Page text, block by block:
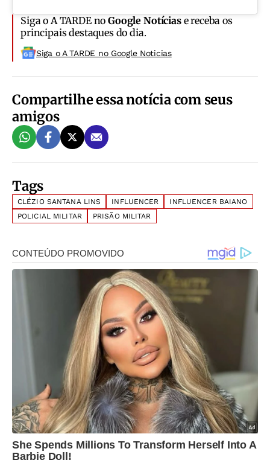
Siga o A TARDE noGoogle Notíciase receba os
principais destaques do dia.
Siga o A TARDE no Google Noticias
Compartilhe essa notícia com seus
amigos
Tags
CLÉZIO SANTANA LINS INFLUENCER
INFLUENCER BAIANO
POLICIAL MILITAR
PRISÃO MILITAR